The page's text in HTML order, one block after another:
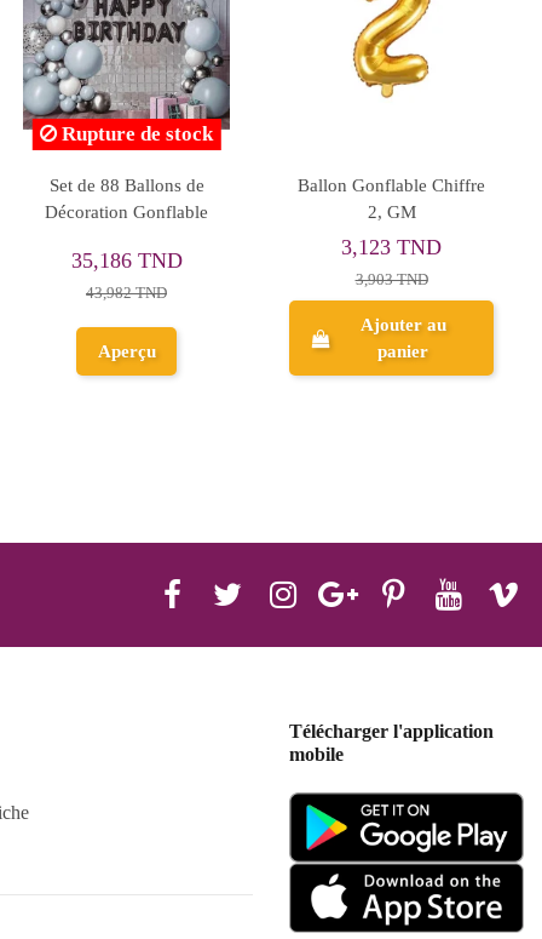
Décorations De Fête
D'anniversaire, Bleu
19,992 TND
Ajouter au
panier
Set de Ballons Gonflable,
105P
35,186 TND
Aperçu
Télécharger l'application
mobile